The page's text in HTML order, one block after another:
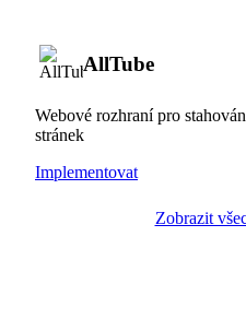
AllTube
Webové rozhraní pro
stránek
Implementovat
Zobrazit